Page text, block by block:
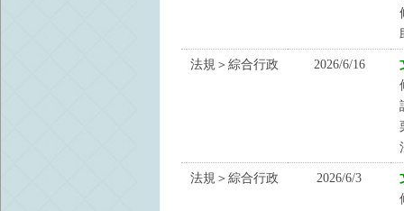
法規＞綜合行政 2026/6/16
法規＞綜合行政 2026/6/3